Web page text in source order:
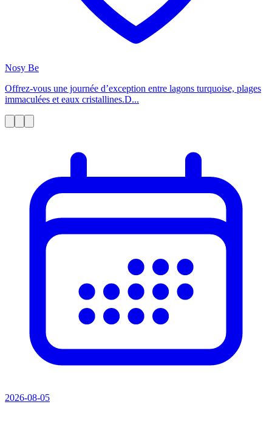
Nosy Be
Offrez-vous une journée d’exception entre lagons turquoise, plages
immaculées et eaux cristallines.D...
2026-08-05